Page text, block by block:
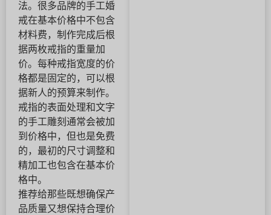
法。很多品牌的手工婚
戒在基本价格中不包含
材料费，制作完成后根
据两枚戒指的重量加
价。每种戒指宽度的价
格都是固定的，可以根
据新人的预算来制作。
戒指的表面处理和文字
的手工雕刻通常会被加
到价格中，但也是免费
的，最初的尺寸调整和
精加工也包含在基本价
格中。
推荐给那些既想确保产
品质量又想保持合理价